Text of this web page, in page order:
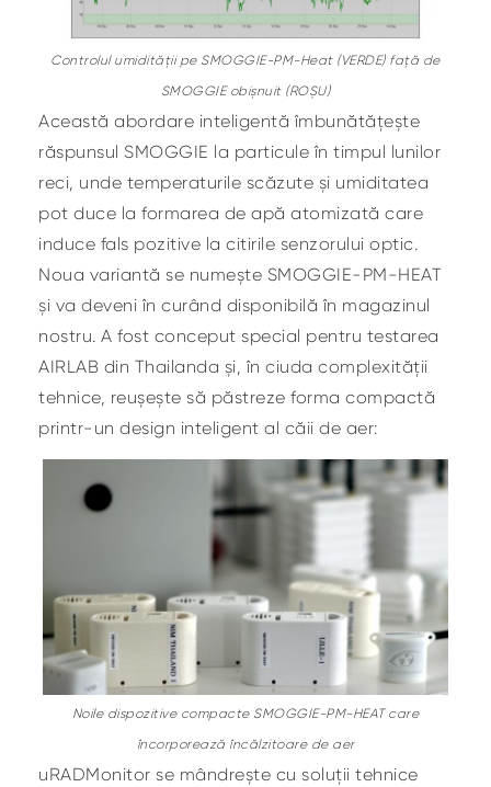
Controlul umidității pe SMOGGIE-PM-Heat (VERDE) față de
SMOGGIE obișnuit (ROȘU)
Această abordare inteligentă îmbunătățește
răspunsul SMOGGIE la particule în timpul lunilor
reci, unde temperaturile scăzute și umiditatea
pot duce la formarea de apă atomizată care
induce fals pozitive la citirile senzorului optic.
Noua variantă se numește SMOGGIE-PM-HEAT
și va deveni în curând disponibilă în magazinul
nostru. A fost conceput special pentru testarea
AIRLAB din Thailanda și, în ciuda complexității
tehnice, reușește să păstreze forma compactă
printr-un design inteligent al căii de aer:
Noile dispozitive compacte SMOGGIE-PM-HEAT care
încorporează încălzitoare de aer
uRADMonitor se mândrește cu soluții tehnice